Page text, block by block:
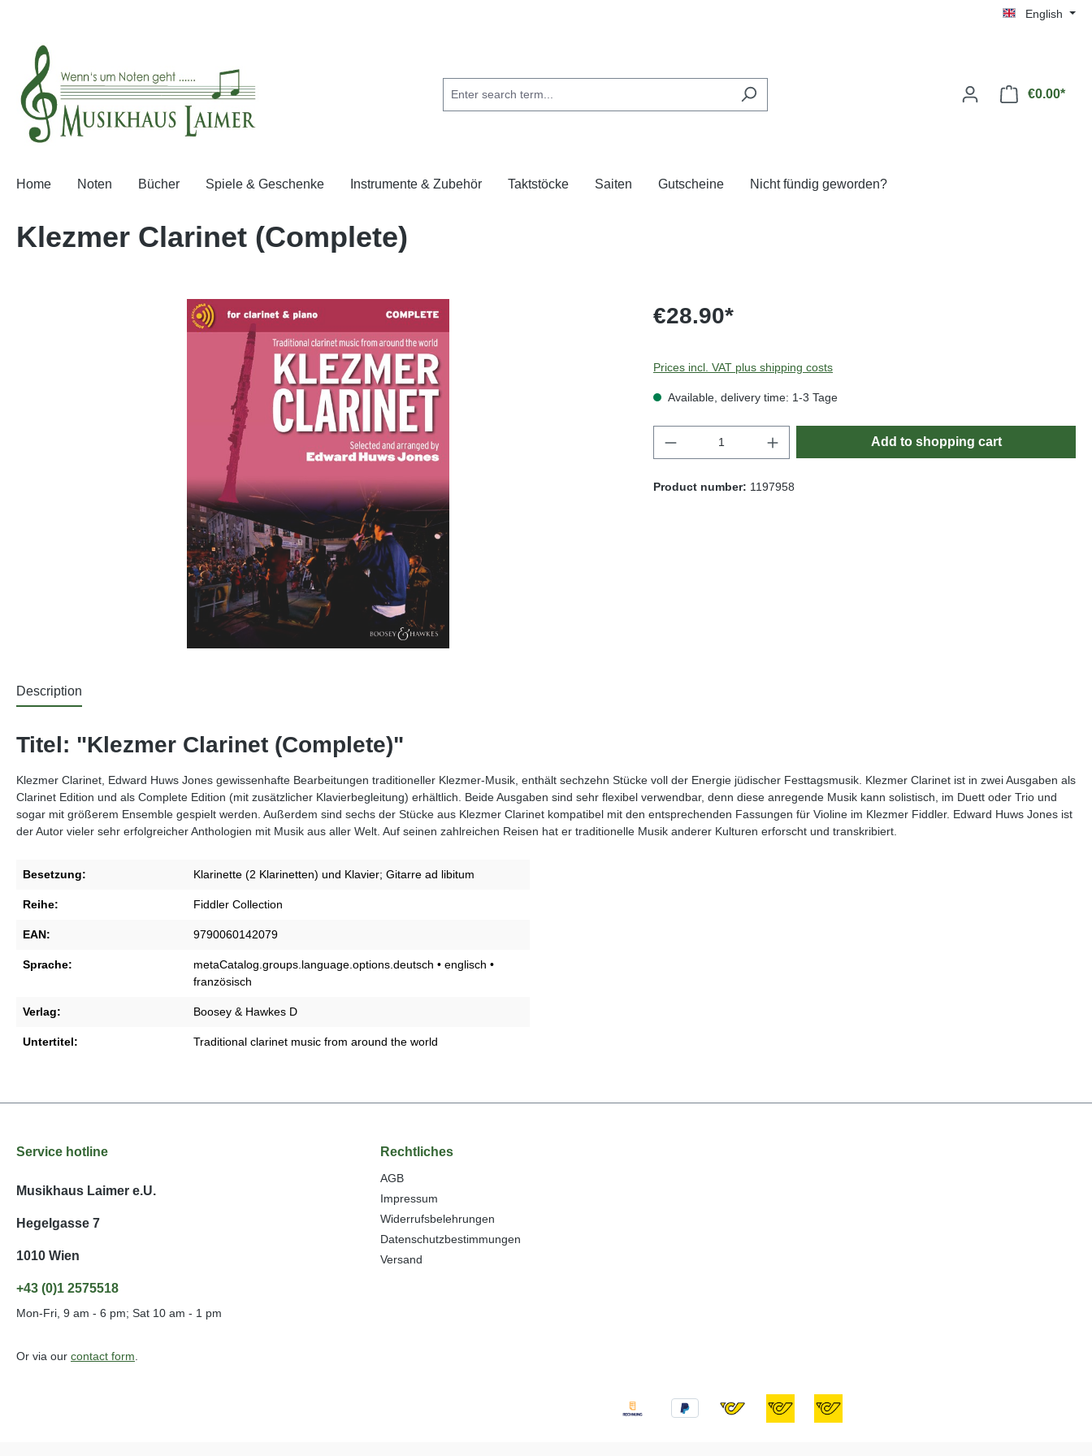
English
€0.00*
Home Noten Bücher Spiele & Geschenke Instrumente & Zubehör Taktstöcke Saiten Gutscheine Nicht fündig geworden?
Klezmer Clarinet (Complete)
€28.90*
Prices incl. VAT plus shipping costs
Available, delivery time: 1-3 Tage
Product Quantity: Enter the desired amount or
Add to shopping cart
Product number: 1197958
Description
Titel: "Klezmer Clarinet (Complete)"
Klezmer Clarinet, Edward Huws Jones gewissenhafte Bearbeitungen traditioneller Klezmer-Musik, enthält sechzehn Stücke voll der Energie jüdischer Festtagsmusik. Klezmer Clarinet ist in zwei Ausgaben als
Clarinet Edition und als Complete Edition (mit zusätzlicher Klavierbegleitung) erhältlich. Beide Ausgaben sind sehr flexibel verwendbar, denn diese anregende Musik kann solistisch, im Duett oder Trio und
sogar mit größerem Ensemble gespielt werden. Außerdem sind sechs der Stücke aus Klezmer Clarinet kompatibel mit den entsprechenden Fassungen für Violine im Klezmer Fiddler. Edward Huws Jones ist
der Autor vieler sehr erfolgreicher Anthologien mit Musik aus aller Welt. Auf seinen zahlreichen Reisen hat er traditionelle Musik anderer Kulturen erforscht und transkribiert.
Besetzung: Klarinette (2 Klarinetten) und Klavier; Gitarre ad libitum
Reihe: Fiddler Collection
EAN: 9790060142079
Sprache:
metaCatalog.groups.language.options.deutsch • englisch •
französisch
Verlag: Boosey & Hawkes D
Untertitel: Traditional clarinet music from around the world
Service hotline
Musikhaus Laimer e.U.
Hegelgasse 7
1010 Wien
+43 (0)1 2575518
Mon-Fri, 9 am - 6 pm; Sat 10 am - 1 pm
Or via our contact form
Rechtliches
AGB
Impressum
Widerrufsbelehrungen
Datenschutzbestimmungen
Versand